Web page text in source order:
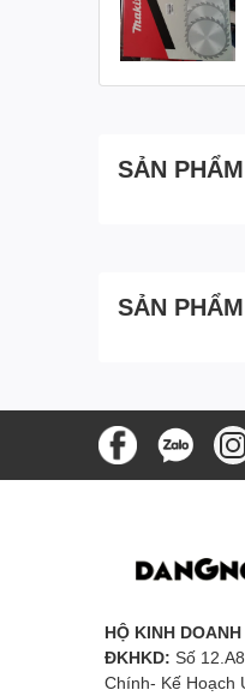
SẢN
SẢN
HỘ KINH
ĐKHKD: Số
Chính- Kế Hoạch